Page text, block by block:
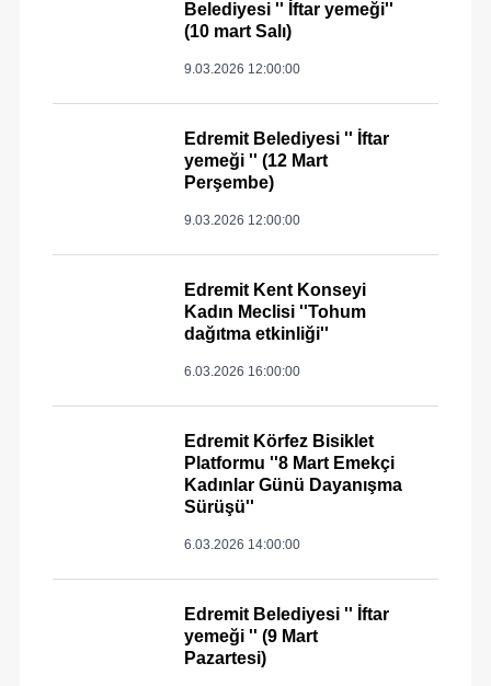
Belediyesi '' İftar yemeği''
(10 mart Salı)
9.03.2026 12:00:00
Edremit Belediyesi '' İftar
yemeği '' (12 Mart
Perşembe)
9.03.2026 12:00:00
Edremit Kent Konseyi
Kadın Meclisi ''Tohum
dağıtma etkinliği''
6.03.2026 16:00:00
Edremit Körfez Bisiklet
Platformu ''8 Mart Emekçi
Kadınlar Günü Dayanışma
Sürüşü''
6.03.2026 14:00:00
Edremit Belediyesi '' İftar
yemeği '' (9 Mart
Pazartesi)